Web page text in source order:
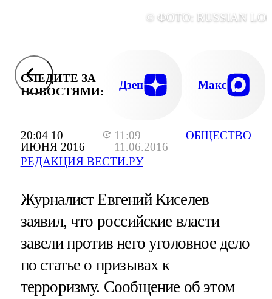
20:04 10
ИЮНЯ 2016
11:09
11.06.2016
РЕДАКЦИЯ ВЕСТИ.РУ
ОБЩЕСТВО
© ФОТО: RUSSIAN
СЛЕДИТЕ ЗА
НОВОСТЯМИ:
Дзен Макс
Журналист Евгений Киселев
заявил, что российские власти
завели против него уголовное дело
по статье о призывах к
терроризму. Сообщение об этом